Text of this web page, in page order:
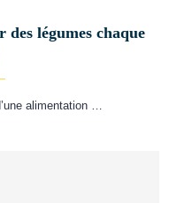
légumes chaque
alimentation …